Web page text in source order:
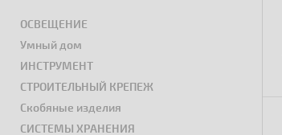
ОСВЕЩЕНИЕ
Умный дом
ИНСТРУМЕНТ
СТРОИТЕЛЬНЫЙ КРЕПЕЖ
Скобяные изделия
СИСТЕМЫ ХРАНЕНИЯ